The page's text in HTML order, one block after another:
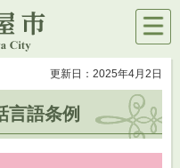
メニ
ュー
更新日：2025年4月2日
言語条例